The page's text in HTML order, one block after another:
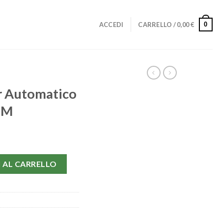
ACCEDI CARRELLO /0,00€ 0
Automatico
CARRELLO